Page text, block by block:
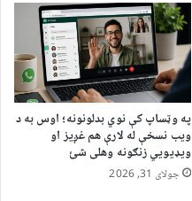
په وټساپ کې نوي بدلونونه؛ اوس به د
ویب نسخې له لارې هم غږیز او
ویډیويي زنګونه وهلی شئ
جولای 31, 2026